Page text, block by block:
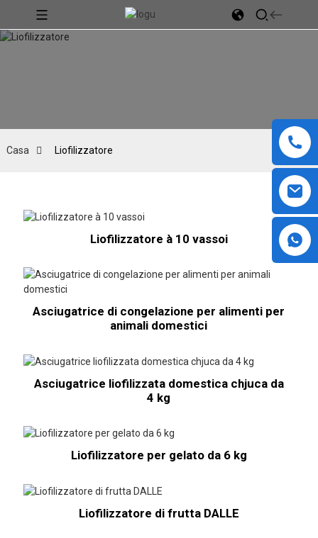
Casa Liofilizzatore
Liofilizzatore à 10 vassoi
Asciugatrice di congelazione per alimenti per
animali domestici
Asciugatrice liofilizzata domestica chjuca da
4 kg
Liofilizzatore per gelato da 6 kg
Liofilizzatore di frutta DALLE